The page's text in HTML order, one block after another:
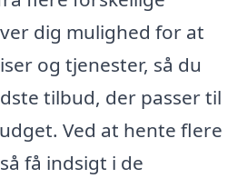
dig mulighed for at
og tjenester, så du
tilbud, der passer til
Ved at hente flere
få indsigt i de